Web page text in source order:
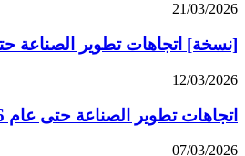
21/03/2026
[نسخة] اتجاهات تطوير الصناعة حتى
12/03/2026
اتجاهات تطوير الصناعة حتى عام 2026
07/03/2026